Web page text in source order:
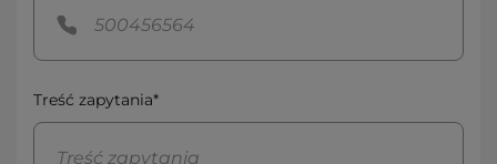
Treść zapytania*